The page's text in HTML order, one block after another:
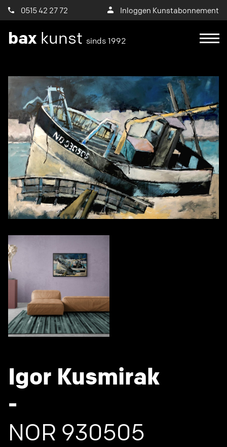
0515 42 27 72 Inloggen Kunstabonnement
bax kunst sinds 1992
Igor Kusmirak
-
NOR 930505